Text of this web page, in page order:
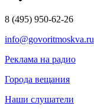
8 (495) 950-62-26
info@govoritmoskva.ru
Реклама на радио
Города вещания
Наши слушатели